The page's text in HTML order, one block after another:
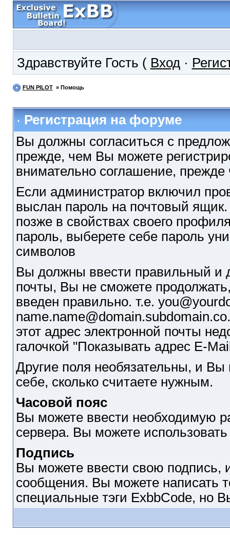
Здравствуйте Гость ( Вход·
FUN PILOT» Помощь
Регистрация на форуме
Вы должны согласиться с
прежде, чем Вы можете
внимательно соглашение,
Если администратор включил
выслан пароль на почтовый
позже в свойствах своего
пароль, выберете себе пароль
символов
Вы должны ввести правильный и
почты, Вы не сможете
введен правильно. т.е.
этот адрес электронной почты
галочкой "Показывать адрес E-
Другие поля необязательны, и
себе, сколько считаете нужным.
Часовой пояс
Вы можете ввести необходимую
сервера. Вы можете
Подпись
Вы можете ввести свою подпись,
сообщения. Вы можете написать
специальные тэги ExbbСode, но